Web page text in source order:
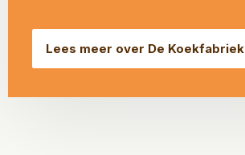
Lees meer over De Koekfabriek